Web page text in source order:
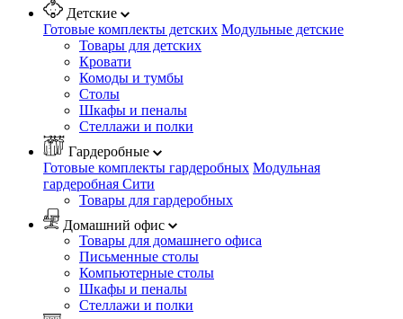
Детские
Готовые комплекты детских Модульные детские
Товары для детских
Кровати
Комоды и тумбы
Столы
Шкафы и пеналы
Стеллажи и полки
Гардеробные
Готовые комплекты гардеробных Модульная
гардеробная Сити
Товары для гардеробных
Домашний офис
Товары для домашнего офиса
Письменные столы
Компьютерные столы
Шкафы и пеналы
Стеллажи и полки